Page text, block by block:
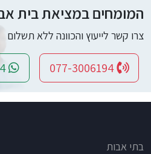
המומחים במציאת בית
צרו קשר לייעוץ והכוונה ללא תשלום
Footer
בתי אבות